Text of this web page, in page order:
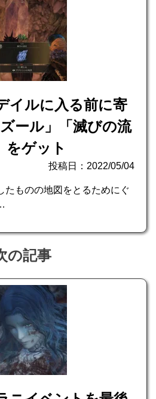
イルに入る前に寄
ール」「滅びの流
をゲット
投稿日：2022/05/04
たものの地図をとるためにぐ
の記事